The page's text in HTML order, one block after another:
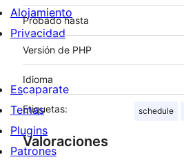
Probado hasta
Versión de PHP
Idioma
Etiquetas: schedule
Valoraciones
Alojamiento
Privacidad
Escaparate
Temas
Plugins
Patrones